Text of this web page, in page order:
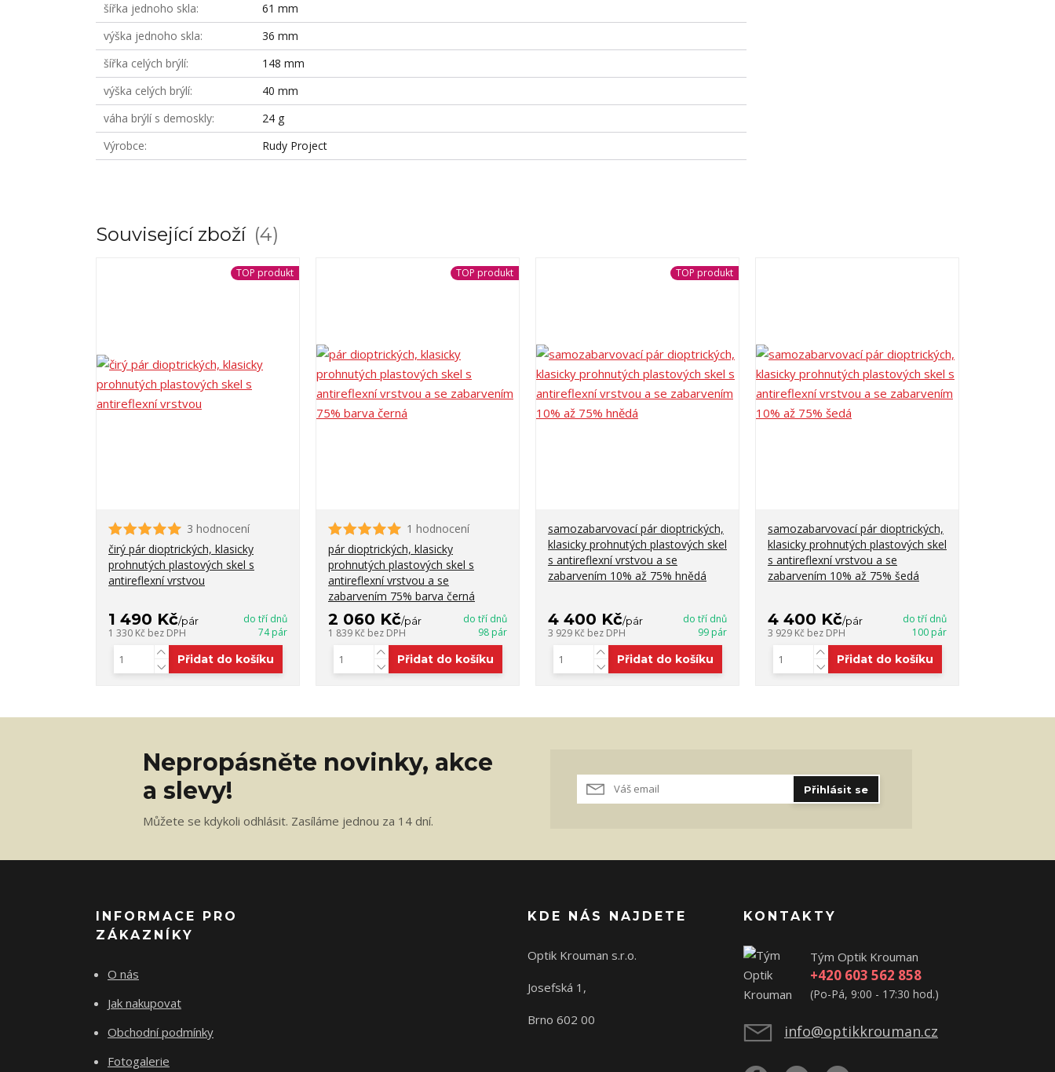
šířka jednoho skla
61 mm
výška jednoho skla
36 mm
šířka celých brýlí
148 mm
výška celých brýlí
40 mm
váha brýlí s demoskly
24 g
Výrobce
Rudy Project
Související zboží 4
TOP produkt
3 hodnocení
čirý pár dioptrických, klasicky
prohnutých plastových skel s
antireflexní vrstvou
1 490 Kč/pár
1 330 Kč bez DPH
do tří dnů
74 pár
Přidat do košíku
TOP produkt
1 hodnocení
pár dioptrických, klasicky
prohnutých plastových skel s
antireflexní vrstvou a se
zabarvením 75% barva černá
2 060 Kč/pár
1 839 Kč bez DPH
do tří dnů
98 pár
Přidat do košíku
TOP produkt
samozabarvovací pár dioptrických,
klasicky prohnutých plastových skel
s antireflexní vrstvou a se
zabarvením 10% až 75% hnědá
4 400 Kč/pár
3 929 Kč bez DPH
do tří dnů
99 pár
Přidat do košíku
samozabarvovací pár dioptrických,
klasicky prohnutých plastových skel
s antireflexní vrstvou a se
zabarvením 10% až 75% šedá
4 400 Kč/pár
3 929 Kč bez DPH
do tří dnů
100 pár
Přidat do košíku
Nepropásněte novinky, akce
a slevy!
Můžete se kdykoli odhlásit. Zasíláme jednou za 14 dní.
Přihlásit se
INFORMACE PRO
ZÁKAZNÍKY
O nás
Jak nakupovat
Obchodní podmínky
Fotogalerie
KDE NÁS NAJDETE
Optik Krouman s.r.o.
Josefská 1,
Brno 602 00
KONTAKTY
Tým Optik Krouman
+420 603 562 858
(Po-Pá, 9:00 - 17:30 hod.)
info@optikkrouman.cz